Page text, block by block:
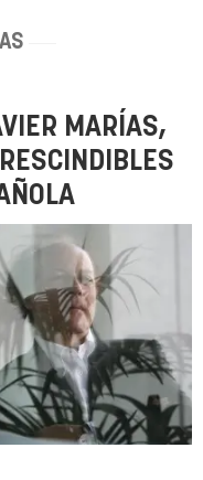
MARÍAS,